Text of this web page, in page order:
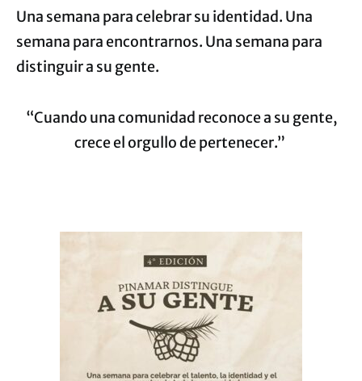
Una semana para celebrar su identidad. Una
semana para encontrarnos. Una semana para
distinguir a su gente.
“Cuando una comunidad reconoce a su gente,
crece el orgullo de pertenecer.”